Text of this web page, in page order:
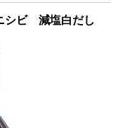
シビ 減塩白だし